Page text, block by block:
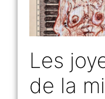
Les
de la